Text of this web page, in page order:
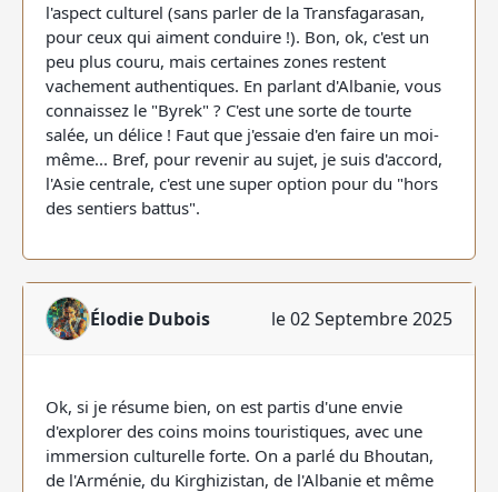
l'aspect culturel (sans parler de la Transfagarasan,
pour ceux qui aiment conduire !). Bon, ok, c'est un
peu plus couru, mais certaines zones restent
vachement authentiques. En parlant d'Albanie, vous
connaissez le "Byrek" ? C'est une sorte de tourte
salée, un délice ! Faut que j'essaie d'en faire un moi-
même... Bref, pour revenir au sujet, je suis d'accord,
l'Asie centrale, c'est une super option pour du "hors
des sentiers battus".
Élodie Dubois le 02 Septembre 2025
Ok, si je résume bien, on est partis d'une envie
d'explorer des coins moins touristiques, avec une
immersion culturelle forte. On a parlé du Bhoutan,
de l'Arménie, du Kirghizistan, de l'Albanie et même